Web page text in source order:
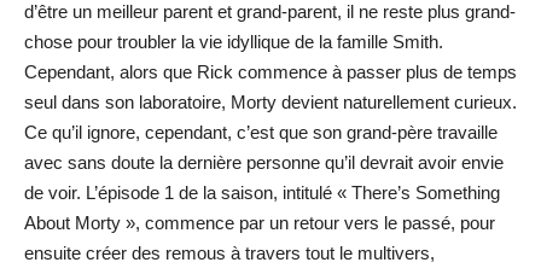
d’être un meilleur parent et grand-parent, il ne reste plus grand-
chose pour troubler la vie idyllique de la famille Smith.
Cependant, alors que Rick commence à passer plus de temps
seul dans son laboratoire, Morty devient naturellement curieux.
Ce qu’il ignore, cependant, c’est que son grand-père travaille
avec sans doute la dernière personne qu’il devrait avoir envie
de voir. L’épisode 1 de la saison, intitulé « There’s Something
About Morty », commence par un retour vers le passé, pour
ensuite créer des remous à travers tout le multivers,